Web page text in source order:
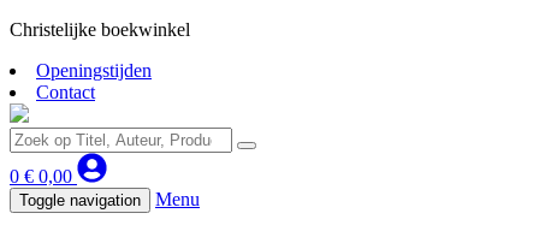
Christelijke boekwinkel
Openingstijden
Contact
0 € 0,00
Toggle navigation Menu